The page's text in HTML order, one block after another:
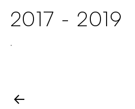
2017 - 2019
.
←